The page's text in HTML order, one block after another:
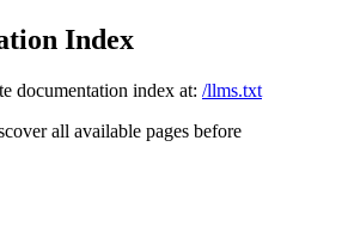
Index
documentation index at: /llms.txt
all available pages before